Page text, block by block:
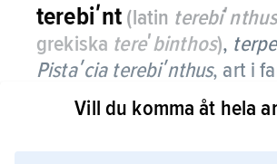
terebiʹnt (latin
grekiska tereʹbinthos),
Pistaʹcia terebiʹnthus, art i
sumakväxter.
Vill du komma åt hela